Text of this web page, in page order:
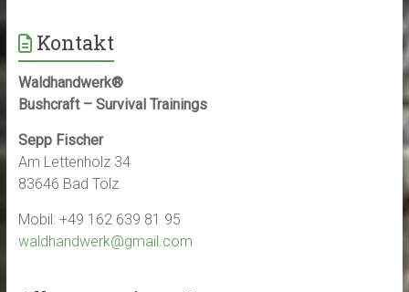
Kontakt
Waldhandwerk®
Bushcraft – Survival Trainings
Sepp Fischer
Am Lettenholz 34
83646 Bad Tölz
Mobil: +49 162 639 81 95
waldhandwerk@gmail.com